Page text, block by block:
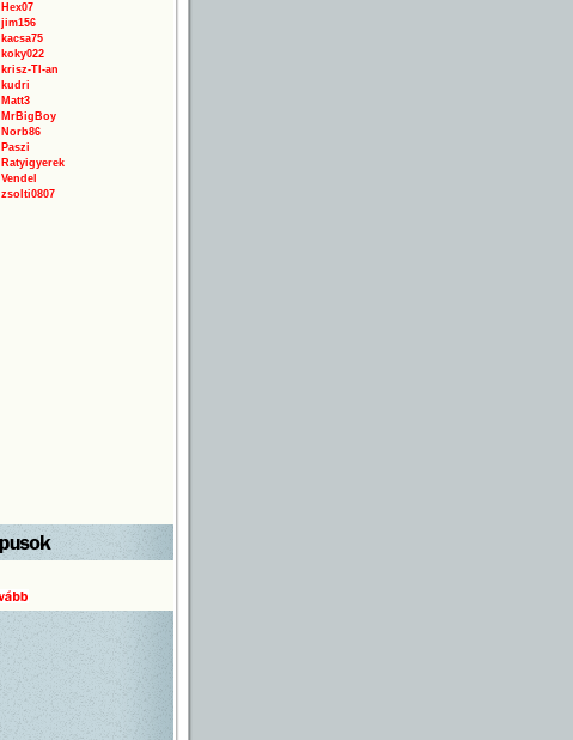
Hex07
jim156
kacsa75
koky022
krisz-TI-an
kudri
Matt3
MrBigBoy
Norb86
Paszi
Ratyigyerek
Vendel
zsolti0807